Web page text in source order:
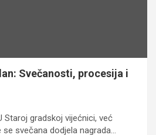
Svečanosti, procesija i
Staroj gradskoj vijećnici, već
svečana dodjela nagrada…